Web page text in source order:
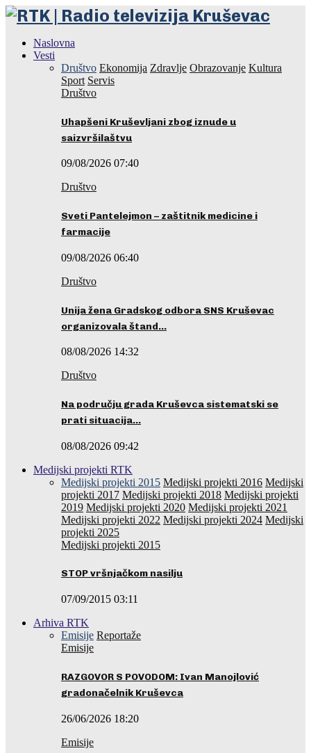
Naslovna
Vesti
Društvo Ekonomija Zdravlje Obrazovanje Kultura
Sport Servis
Društvo
Uhapšeni Kruševljani zbog iznude u
saizvršilaštvu
09/08/2026 07:40
Društvo
Sveti Pantelejmon – zaštitnik medicine i
farmacije
09/08/2026 06:40
Društvo
Unija žena Gradskog odbora SNS Kruševac
organizovala štand…
08/08/2026 14:32
Društvo
Na području grada Kruševca sistematski se
prati situacija…
08/08/2026 09:42
Medijski projekti RTK
Medijski projekti 2015 Medijski projekti 2016 Medijski
projekti 2017 Medijski projekti 2018 Medijski projekti
2019 Medijski projekti 2020 Medijski projekti 2021
Medijski projekti 2022 Medijski projekti 2024 Medijski
projekti 2025
Medijski projekti 2015
STOP vršnjačkom nasilju
07/09/2015 03:11
Arhiva RTK
Emisije Reportaže
Emisije
RAZGOVOR S POVODOM: Ivan Manojlović
gradonačelnik Kruševca
26/06/2026 18:20
Emisije